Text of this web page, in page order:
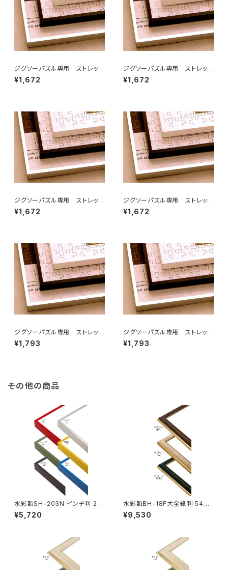
ジグソーパズル専用 ストレッチ
ライン 250×340ミリ （2)
¥1,672
ジグソーパズル専用 ストレッチ
ライン 250×350ミリ （2T)
¥1,672
ジグソーパズル専用 ストレッチ
ライン 252×324ミリ （2ア）
¥1,672
ジグソーパズル専用 ストレッチ
ライン 215×300ミリ （2ロ)
¥1,672
ジグソーパズル専用 ストレッチ
ライン 260×380ミリ （3)
¥1,793
ジグソーパズル専用 ストレッチ
ライン 300×400ミリ （3Ｔ)
¥1,793
その他の商品
水彩額SH-203N インチ判 20
3×254ミリ
¥5,720
水彩額BH-18F大全紙判 544×
726ミリ
¥9,530